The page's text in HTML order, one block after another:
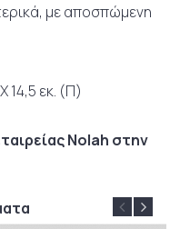
με αποσπώμενη
14,5 εκ. (Π)
Nolah στην